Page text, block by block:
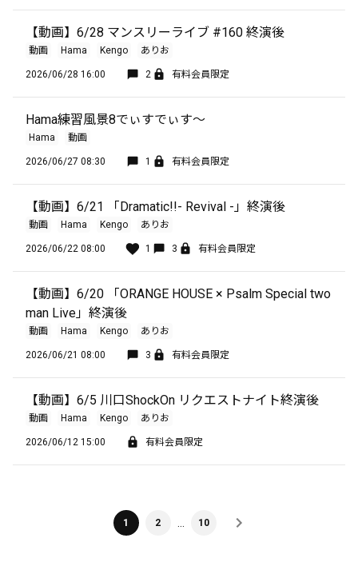
【動画】6/28 マンスリーライブ #160 終演後
動画 Hama Kengo ありお
2026/06/28 16:00 2 有料会員限定
Hama練習風景8でぃすでぃす〜
Hama 動画
2026/06/27 08:30 1 有料会員限定
【動画】6/21 「Dramatic!!- Revival -」終演後
動画 Hama Kengo ありお
2026/06/22 08:00 1 3 有料会員限定
【動画】6/20 「ORANGE HOUSE × Psalm Special two
man Live」終演後
動画 Hama Kengo ありお
2026/06/21 08:00 3 有料会員限定
【動画】6/5 川口ShockOn リクエストナイト終演後
動画 Hama Kengo ありお
2026/06/12 15:00 有料会員限定
1 2 10